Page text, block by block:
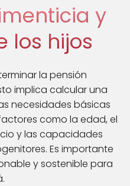
y
los hijos
la pensión
implica calcular una
necesidades básicas
como la edad, el
y las capacidades
Es importante
y sostenible para